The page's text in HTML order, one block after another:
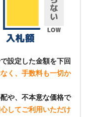
設定した金額を下回
く、手数料も一切か
や、不本意な価格で
してご利用いただけ